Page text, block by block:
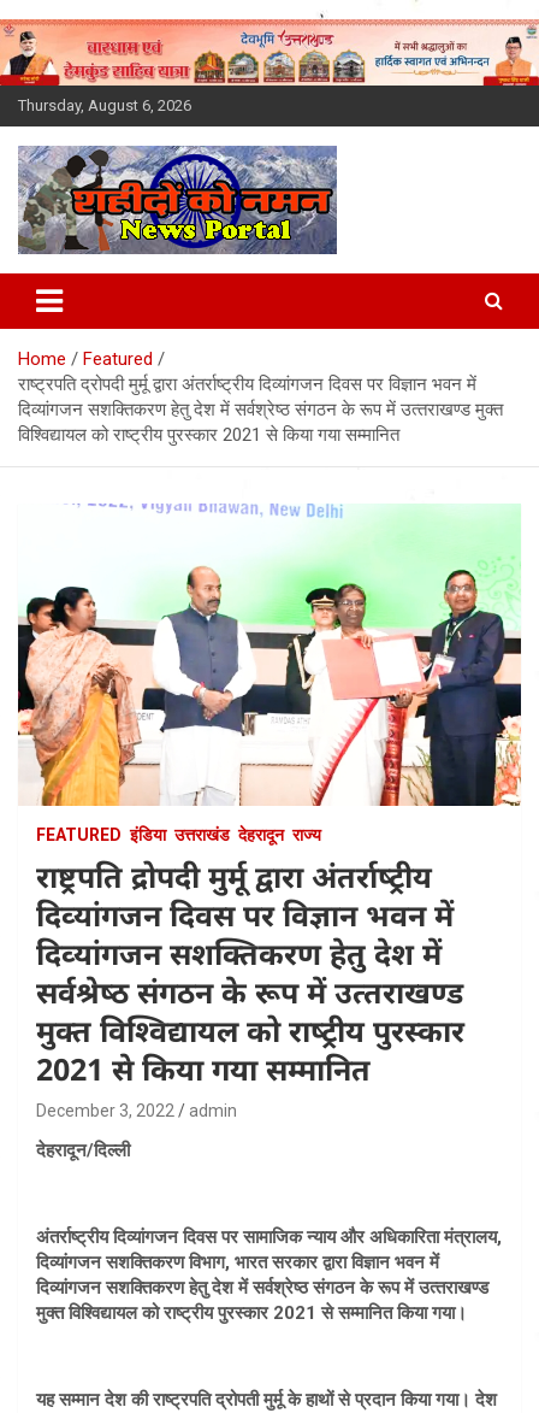
Skip
to
content
Thursday, August 6, 2026
Latest News Today, Breaking
News, Uttarakhand News in
Hindi
Home
Featured
राष्ट्रपति द्रोपदी मुर्मू द्वारा अंतर्राष्‍ट्रीय दिव्‍यांगजन दिवस पर विज्ञान भवन में
दिव्‍यांगजन सशक्तिकरण हेतु देश में सर्वश्रेष्‍ठ संगठन के रूप में उत्‍तराखण्‍ड मुक्‍त
विश्‍विद्यायल को राष्‍ट्रीय पुरस्‍कार 2021 से किया गया सम्‍मानित
FEATURED इंडिया उत्तराखंड देहरादून राज्य
राष्ट्रपति द्रोपदी मुर्मू द्वारा अंतर्राष्‍ट्रीय
दिव्‍यांगजन दिवस पर विज्ञान भवन में
दिव्‍यांगजन सशक्तिकरण हेतु देश में
सर्वश्रेष्‍ठ संगठन के रूप में उत्‍तराखण्‍ड
मुक्‍त विश्‍विद्यायल को राष्‍ट्रीय पुरस्‍कार
2021 से किया गया सम्‍मानित
December 3, 2022 admin
देहरादून/दिल्ली
अंतर्राष्‍ट्रीय दिव्‍यांगजन दिवस पर सामाजिक न्‍याय और अधिकारिता मंत्रालय,
दिव्‍यांगजन सशक्तिकरण विभाग, भारत सरकार द्वारा विज्ञान भवन में
दिव्‍यांगजन सशक्तिकरण हेतु देश में सर्वश्रेष्‍ठ संगठन के रूप में उत्‍तराखण्‍ड
मुक्‍त विश्‍विद्यायल को राष्‍ट्रीय पुरस्‍कार 2021 से सम्‍मानित किया गया।
यह सम्‍मान देश की राष्‍ट्रपति द्रोपती मुर्मू के हाथों से प्रदान किया गया। देश